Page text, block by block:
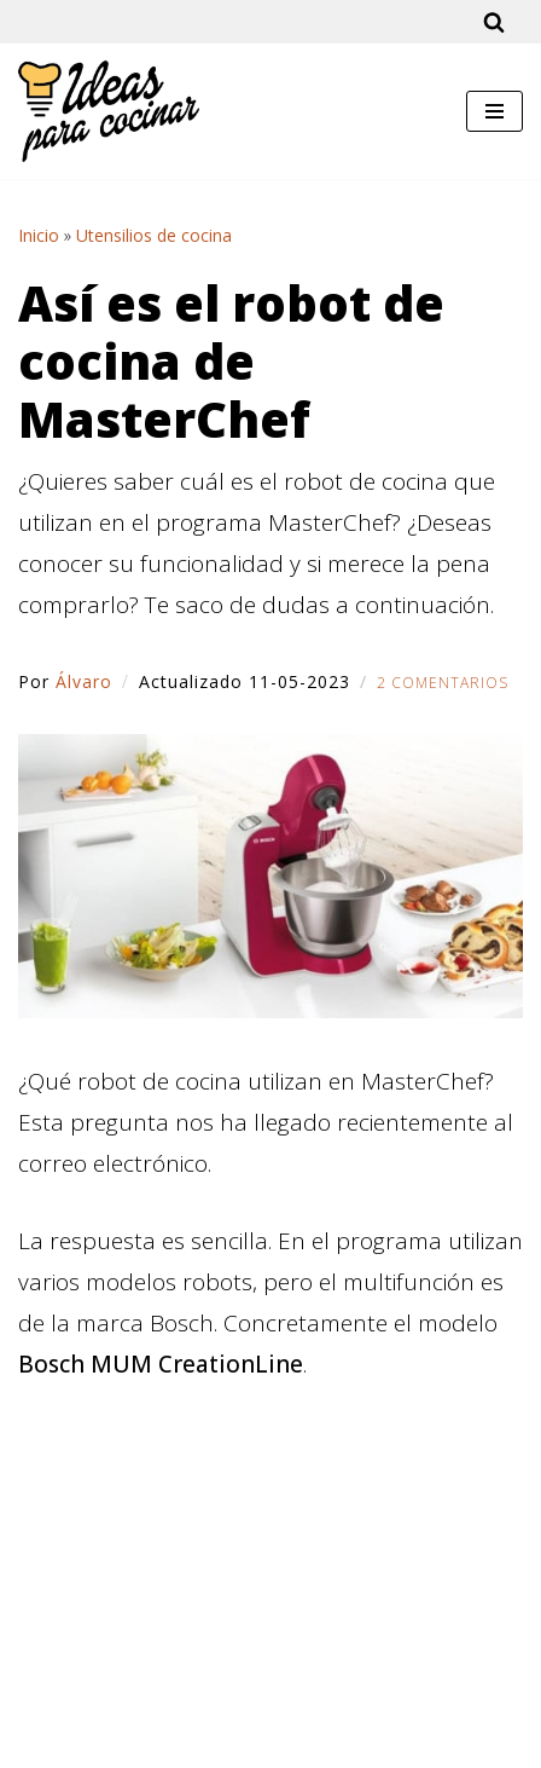
Saltar
al
contenido
Inicio » Utensilios de cocina
Así es el robot de
cocina de
MasterChef
¿Quieres saber cuál es el robot de cocina que
utilizan en el programa MasterChef? ¿Deseas
conocer su funcionalidad y si merece la pena
comprarlo? Te saco de dudas a continuación.
Por Álvaro Actualizado 11-05-2023 2 COMENTARIOS
¿Qué robot de cocina utilizan en MasterChef?
Esta pregunta nos ha llegado recientemente al
correo electrónico.
La respuesta es sencilla. En el programa utilizan
varios modelos robots, pero el multifunción es
de la marca Bosch. Concretamente el modelo
Bosch MUM CreationLine.